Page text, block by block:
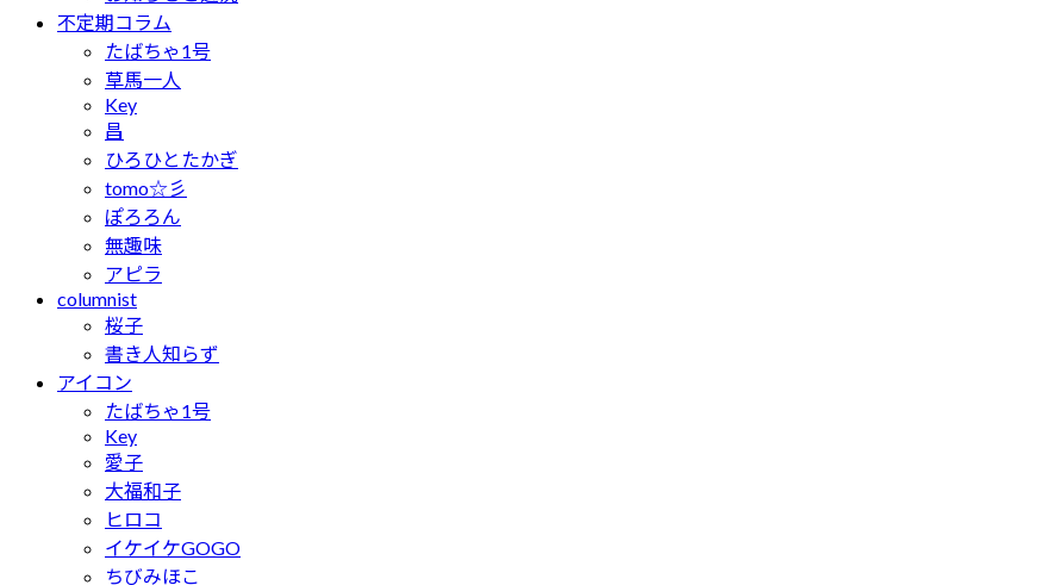
不定期コラム
たばちゃ1号
草馬一人
Key
昌
ひろひとたかぎ
tomo☆彡
ぽろろん
無趣味
アピラ
columnist
桜子
書き人知らず
アイコン
たばちゃ1号
Key
愛子
大福和子
ヒロコ
イケイケGOGO
ちびみほこ